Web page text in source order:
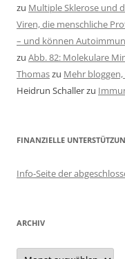
zu Multiple Sklerose und
Viren, die menschliche
– und können
zu Abb. 82: Molekulare
Thomaszu Mehr
Heidrun Schallerzu
FINANZIELLE
Info-Seite der
ARCHIV
Archiv